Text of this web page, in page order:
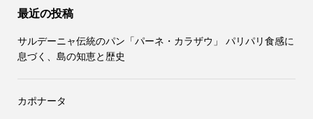
最近の投稿
サルデーニャ伝統のパン「パーネ・カラザウ」 パリパリ食感に
息づく、島の知恵と歴史
カポナータ